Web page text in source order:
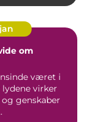
om
været i
virker
genskaber